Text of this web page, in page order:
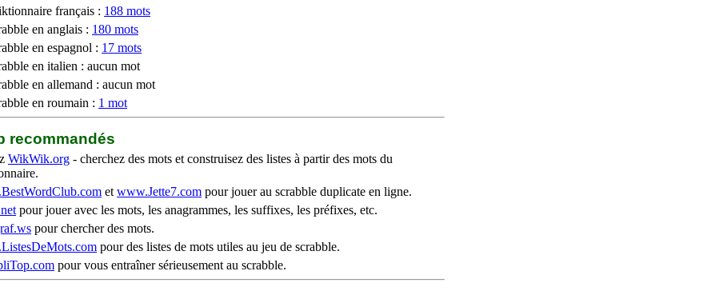
français : 188 mots
en anglais : 180 mots
en espagnol : 17 mots
en italien : aucun mot
en allemand : aucun mot
en roumain : 1 mot
recommandés
WikWik.org - cherchez des mots et construisez des listes à partir des mots du
et www.Jette7.com pour jouer au scrabble duplicate en ligne.
pour jouer avec les mots, les anagrammes, les suffixes, les préfixes, etc.
pour chercher des mots.
pour des listes de mots utiles au jeu de scrabble.
pour vous entraîner sérieusement au scrabble.